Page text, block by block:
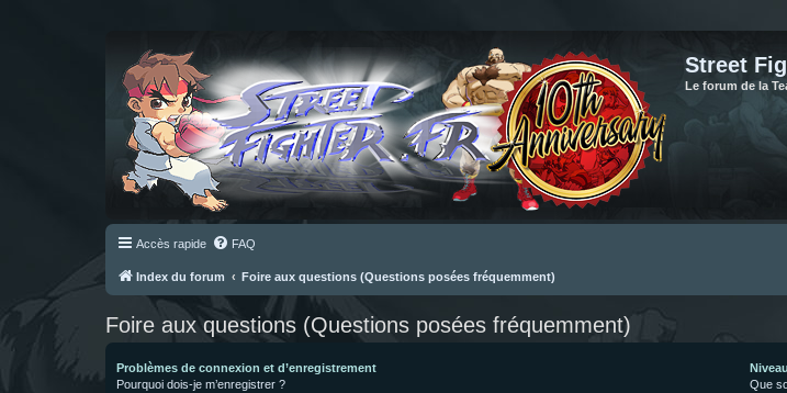
Street
Le forum de la
Accès rapide FAQ
Index du forum Foire aux questions (Questions posées fréquemment)
Foire aux questions (Questions posées fréquemment)
Problèmes de connexion et d’enregistrement
Pourquoi dois-je m’enregistrer ?
Que